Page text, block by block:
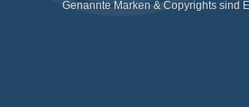
Genannte Marken & Copyrights sind